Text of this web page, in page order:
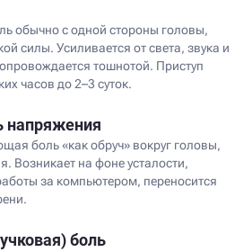
обычно с одной стороны головы,
силы. Усиливается от света, звука и
тошнотой. Приступ
часов до 2–3 суток.
напряжения
боль «как обруч» вокруг головы,
Возникает на фоне усталости,
за компьютером, переносится
боль